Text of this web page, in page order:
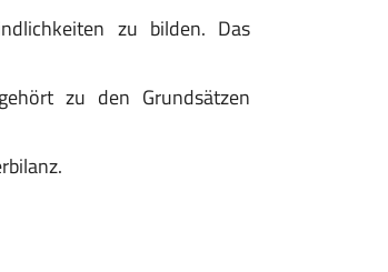
zu bilden. Das
zu den Grundsätzen